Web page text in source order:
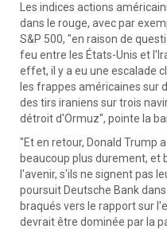
Les indices actions
dans le rouge, avec par
S&P 500, "en raison de
feu entre les États-Unis et
effet, il y a eu une escalade
les frappes américaines sur
des tirs iraniens sur trois
détroit d'Ormuz", pointe la
"Et en retour, Donald Trump
beaucoup plus durement, et
l'avenir, s'ils ne signent pas
poursuit Deutsche Bank
braqués vers le rapport sur
devrait être dominée par la